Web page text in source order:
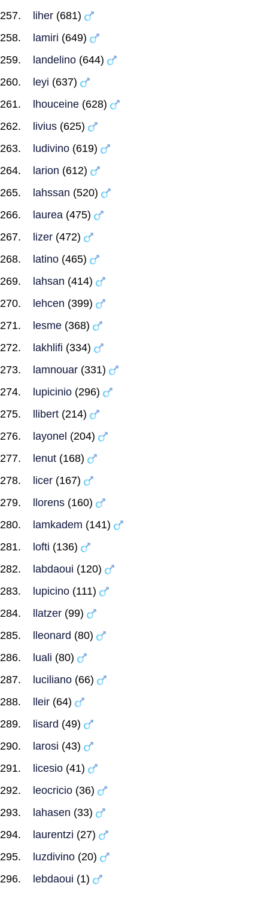
liher (681)
lamiri (649)
landelino (644)
leyi (637)
lhouceine (628)
livius (625)
ludivino (619)
larion (612)
lahssan (520)
laurea (475)
lizer (472)
latino (465)
lahsan (414)
lehcen (399)
lesme (368)
lakhlifi (334)
lamnouar (331)
lupicinio (296)
llibert (214)
layonel (204)
lenut (168)
licer (167)
llorens (160)
lamkadem (141)
lofti (136)
labdaoui (120)
lupicino (111)
llatzer (99)
lleonard (80)
luali (80)
luciliano (66)
lleir (64)
lisard (49)
larosi (43)
licesio (41)
leocricio (36)
lahasen (33)
laurentzi (27)
luzdivino (20)
lebdaoui (1)